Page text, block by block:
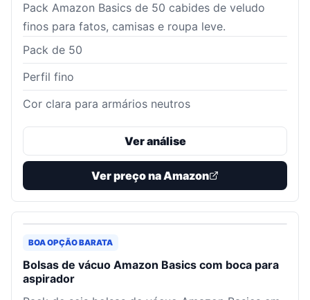
Pack Amazon Basics de 50 cabides de veludo
finos para fatos, camisas e roupa leve.
Pack de 50
Perfil fino
Cor clara para armários neutros
Ver análise
Ver preço na Amazon
BOA OPÇÃO BARATA
Bolsas de vácuo Amazon Basics com boca para
aspirador